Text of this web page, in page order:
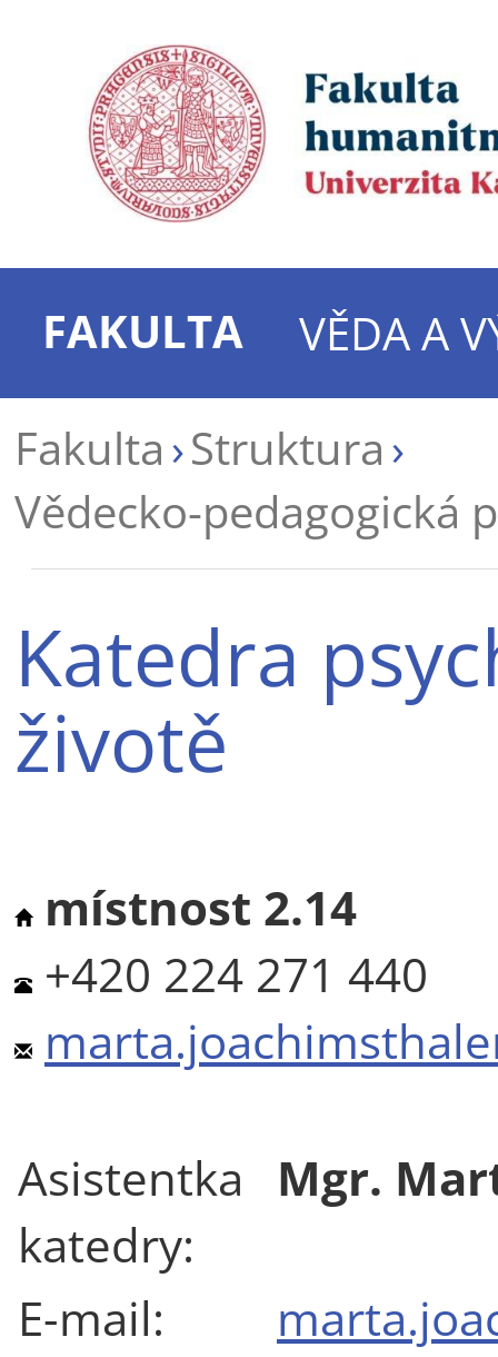
FAKULTA
VĚDA A
Fakulta Struktura
Vědecko-pedagogická
Katedra
životě
místnost 2.14
+420 224 271 440
Asistentka
katedry:
Mgr.
E-mail: